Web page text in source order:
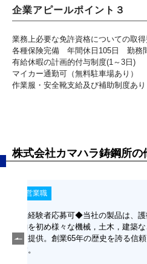
企業アピールポイント３
業務上必要な免許資格についての取
各種保険完備 年間休日105日 勤務
有給休暇の計画的付与制度(1～3日)
マイカー通勤可（無料駐車場あり）
作業服・安全靴支給及び補助制度あり
株式会社カマハラ鋳鋼所の
あ
正社員
【鋳鋼品製造工】未経験者応
艦用部材や大型船舶を初め様
幅広い分野に向けて提供！創
実績のある会社です◆転勤無